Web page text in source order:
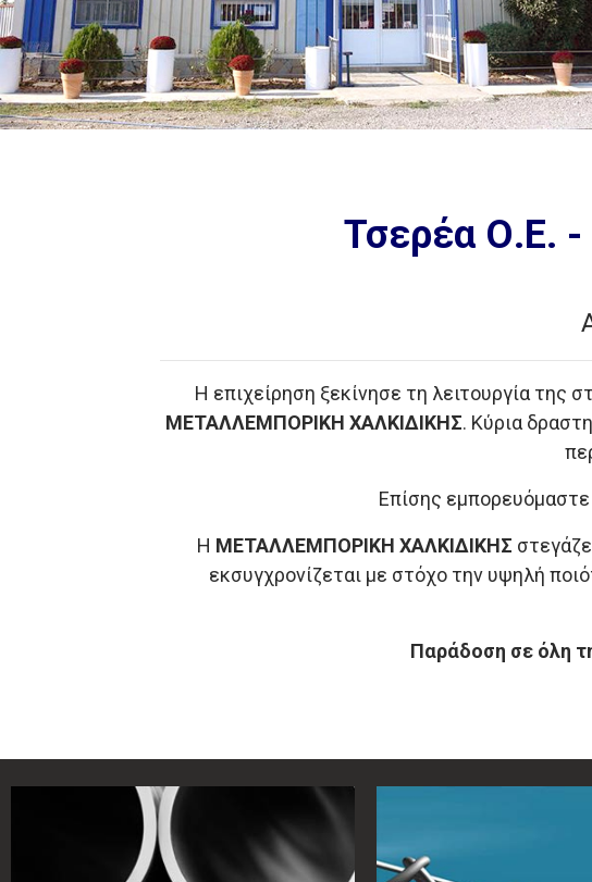
Τσερέα Ο.Ε. -
Η επιχείρηση ξεκίνησε τη λειτουργία της
ΜΕΤΑΛΛΕΜΠΟΡΙΚΗ ΧΑΛΚΙΔΙΚΗΣ. Κύρια
Επίσης
Η ΜΕΤΑΛΛΕΜΠΟΡΙΚΗ ΧΑΛΚΙΔΙΚΗΣ
εκσυγχρονίζεται με στόχο την υψηλή
Παράδοση σε όλη